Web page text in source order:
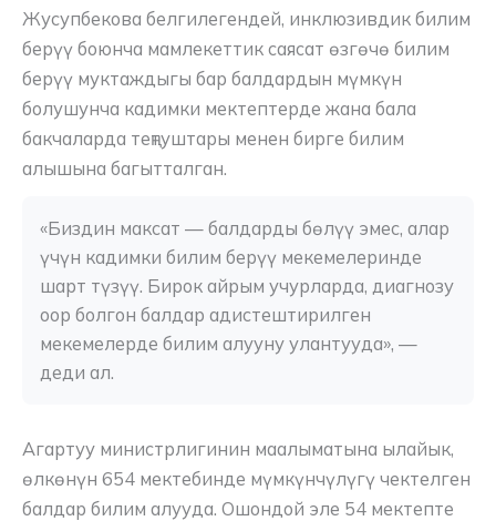
Жусупбекова белгилегендей, инклюзивдик билим
берүү боюнча мамлекеттик саясат өзгөчө билим
берүү муктаждыгы бар балдардын мүмкүн
болушунча кадимки мектептерде жана бала
бакчаларда теңтуштары менен бирге билим
алышына багытталган.
«Биздин максат — балдарды бөлүү эмес, алар
үчүн кадимки билим берүү мекемелеринде
шарт түзүү. Бирок айрым учурларда, диагнозу
оор болгон балдар адистештирилген
мекемелерде билим алууну улантууда», —
деди ал.
Агартуу министрлигинин маалыматына ылайык,
өлкөнүн 654 мектебинде мүмкүнчүлүгү чектелген
балдар билим алууда. Ошондой эле 54 мектепте